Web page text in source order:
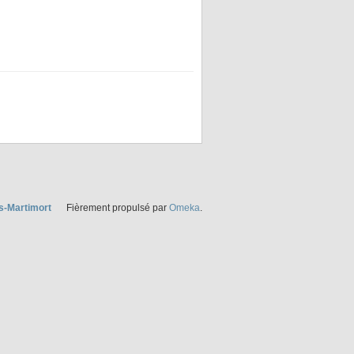
Martimort Fièrement propulsé par Omeka.